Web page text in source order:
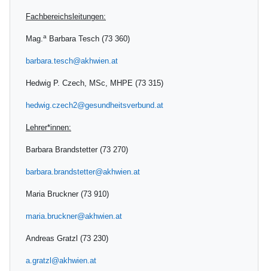
Fachbereichsleitungen:
Mag. a Barbara Tesch (73 360)
barbara.tesch@akhwien.at
Hedwig P. Czech, MSc, MHPE (73 315)
hedwig.czech2@gesundheitsverbund.at
Lehrer*innen:
Barbara Brandstetter (73 270)
barbara.brandstetter@akhwien.at
Maria Bruckner (73 910)
maria.bruckner@akhwien.at
Andreas Gratzl (73 230)
a.gratzl@akhwien.at